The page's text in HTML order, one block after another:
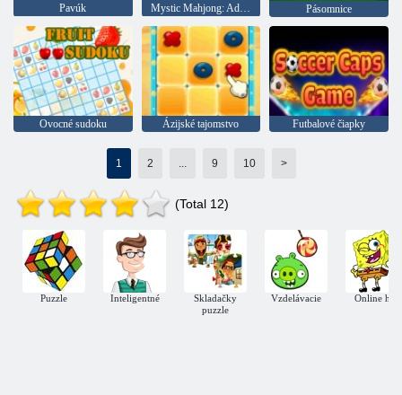
Pavúk Mystic Mahjong: Adventures Pásomnice
Ovocné sudoku Ázijské tajomstvo Futbalové čiapky
1 2 9 10 >
(Total 12)
Puzzle Inteligentné
Skladačky
puzzle
Vzdelávacie Online hry